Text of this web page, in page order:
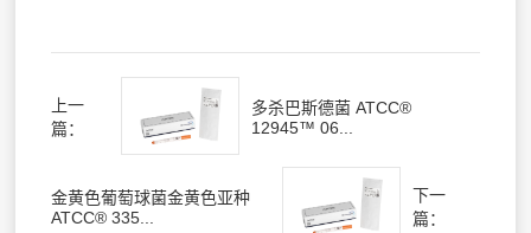
上一
篇：
多杀巴斯德菌 ATCC®
12945™ 06...
金黄色葡萄球菌金黄色亚种
ATCC® 335...
下一
篇：